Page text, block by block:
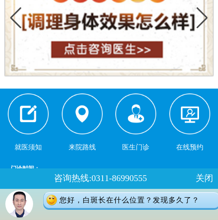
就医须知 来院路线 医生门诊 在线预约
门诊时间：
夏季：8：00-18：00 冬季：8：00-17：30
健康热线：0311-66691397
地址：石家庄桥西区裕华东路7号
咨询热线:0311-86990555 关闭
您好，白斑长在什么位置？发现多久了？